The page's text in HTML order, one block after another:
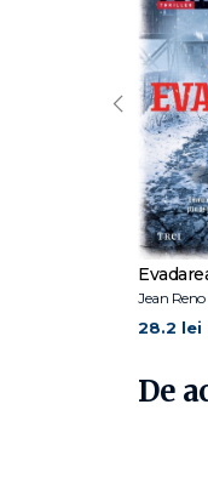
este
Hole,
Regatul,
piept
gelozie.
Jean Reno
28.2 lei
‹
De